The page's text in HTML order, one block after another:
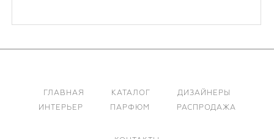
ГЛАВНАЯ КАТАЛОГ
ДИЗАЙНЕРЫ
ИНТЕРЬЕР
ПАРФЮМ РАСПРОДАЖА